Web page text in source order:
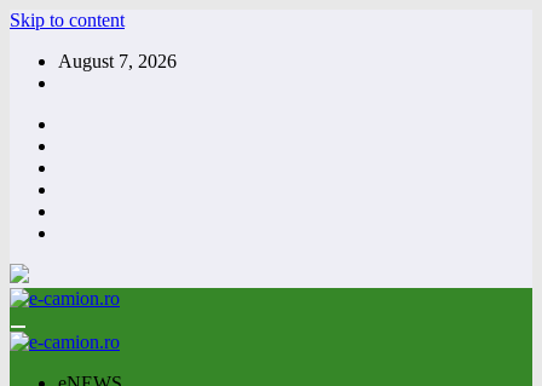
Skip to content
August 7, 2026